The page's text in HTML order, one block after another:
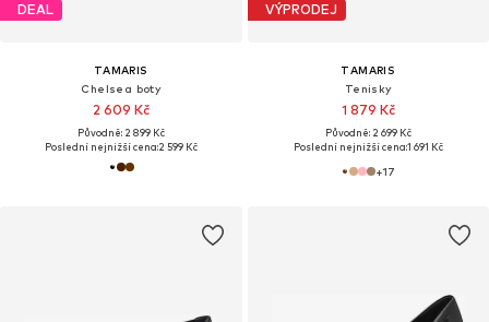
DEAL
TAMARIS
Chelsea boty
2 609 Kč
Původně: 2 899 Kč
Poslední nejnižší cena:2 599 Kč
VÝPRODEJ
TAMARIS
Tenisky
1 879 Kč
Původně: 2 699 Kč
Poslední nejnižší cena:1 691 Kč
+17